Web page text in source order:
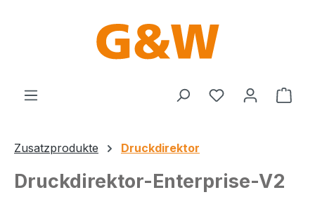
Du hast 0
Zusatzprodukte Druckdirektor
Druckdirektor-Enterprise-V2